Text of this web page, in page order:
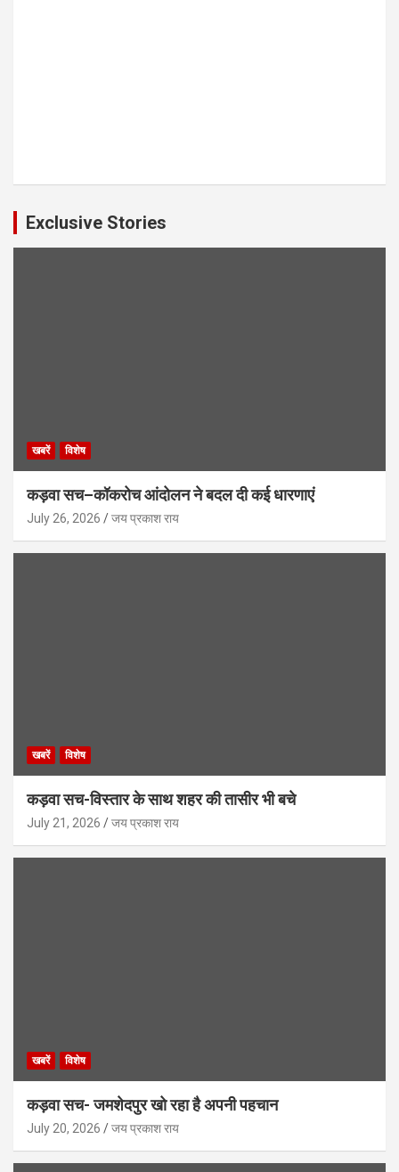
Exclusive Stories
खबरें विशेष
कड़वा सच–कॉकरोच आंदोलन ने बदल दी कई धारणाएं
July 26, 2026 जय प्रकाश राय
खबरें विशेष
कड़वा सच-विस्तार के साथ शहर की तासीर भी बचे
July 21, 2026 जय प्रकाश राय
खबरें विशेष
कड़वा सच- जमशेदपुर खो रहा है अपनी पहचान
July 20, 2026 जय प्रकाश राय